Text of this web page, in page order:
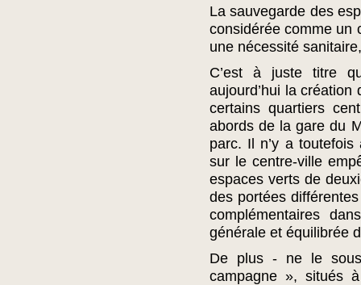
La sauvegarde des
considérée comme un
une nécessité
C’est à juste titre
aujourd’hui la création
certains quartiers
abords de la gare du
parc. Il n’y a
sur le centre-ville
espaces verts de
des portées
complémentaires
générale et équilibrée
De plus - ne le
campagne », situés